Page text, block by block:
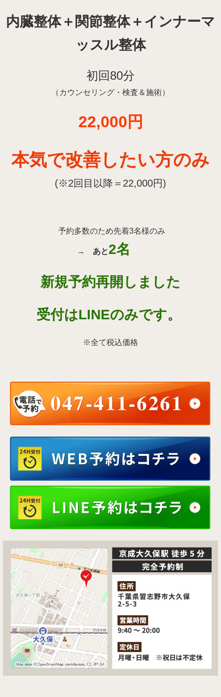
内臓整体＋関節整体＋インナーマ
ッスル整体
初回80分
（カウンセリング・検査＆施術）
22,000円
本気で改善したい方のみ
(※2回目以降＝22,000円)
予約多数のため先着3名様のみ
→ あと2名
新規予約再開しました
受付はLINEのみです。
※全て税込価格